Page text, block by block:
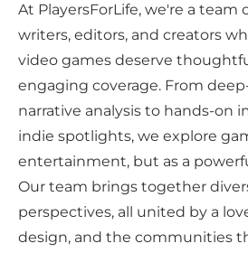
At PlayersForLife, we're a team
writers, editors, and creators
video games deserve
engaging coverage. From
narrative analysis to hands-on
indie spotlights, we explore
entertainment, but as a
Our team brings together
perspectives, all united by a
design, and the communities